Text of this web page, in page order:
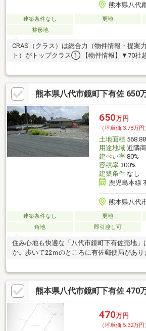
熊本県八代
建築条件なし 更地
整形地
CRAS（クラス）は総合力（物件情報・提案
ト）がトップクラス① 【物件情報】▼70社超の提携建築会社様
モデルハウスや土地情報▼関連会社の新着・
会社にグッドバイバイやいえコレ等② 【提案力】▼住宅ローン
提携金融機関が多数▼後悔しないためのライ
ション家計の見直しのプロのFPが在籍③ 【アフターサポート】
▼税金面等のアドバイス資金贈与や住宅ロ
後の対応お引渡し後のリフォームもお任せ！
等の運用をサポート！
熊本県八代市鏡町下有佐 650
650万円
（坪単価:3.78万円
土地面積
用途地域近隣
建ぺい率80%
容積率300%
建築条件なし
鹿児島本線
熊本県八代
建築条件なし 更地
角地
即引渡し可
住み心地も快適な「八代市鏡町下有佐売地」
か。歩いて22ｍのところに有佐郵便局があり
で不動産購入から新生活
熊本県八代市鏡町下有佐 470
470万円
（坪単価:5.32万円